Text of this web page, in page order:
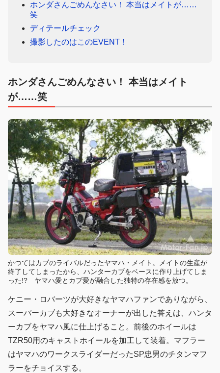
ホンダさんごめんなさい！ 本当はメイトが……
笑
ディテールチェック
撮影したのはこのEVENT！
ホンダさんごめんなさい！ 本当はメイト
が……笑
かつてはカブのライバルだったヤマハ・メイト。メイトの生産が
終了してしまったから、ハンターカブをベースに作り上げてしま
った!? ヤマハ愛とカブ愛が融合した独特の存在感を放つ。
ケニー・ロバーツが大好きなヤマハファンでありながら、
スーパーカブも大好きなオーナーが出した答えは、ハンタ
ーカブをヤマハ風に仕上げること。前後のホイールは
TZR50用のキャストホイールを加工して装着。マフラー
はヤマハのワークスライダーだったSP忠男のチタンマフ
ラーをチョイスする。